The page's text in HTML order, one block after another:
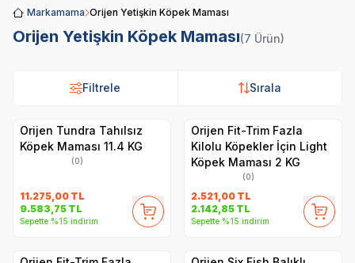
Markamama Orijen Yetişkin Köpek Maması
Orijen Yetişkin Köpek Maması(7 Ürün)
Filtrele Sırala
Orijen Tundra Tahılsız
Köpek Maması 11.4 KG
(0)
11.275,00 TL
9.583,75 TL
Sepette %15 indirim
Orijen Fit-Trim Fazla
Kilolu Köpekler İçin Light
Köpek Maması 2 KG
(0)
2.521,00 TL
2.142,85 TL
Sepette %15 indirim